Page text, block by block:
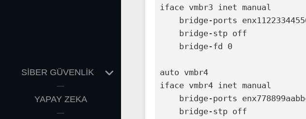
SİBER GÜVENLİK
EXPAND
YAPAY ZEKA
iface vmbr3 inet manual
auto vmbr4
iface vmbr4 inet manual